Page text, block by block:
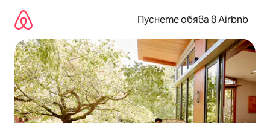
съдържанието
Пуснете обява в Airbnb